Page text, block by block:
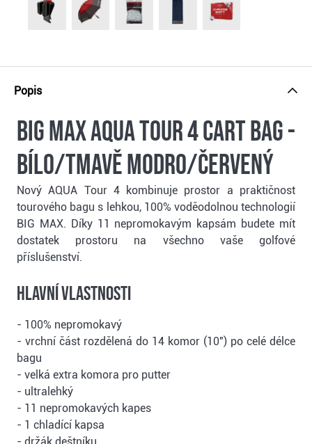
Popis
Big Max Aqua Tour 4 cart bag -
bílo/tmavě modro/červený
Nový AQUA Tour 4 kombinuje prostor a praktičnost
tourového bagu s lehkou, 100% voděodolnou technologií
BIG MAX. Díky 11 nepromokavým kapsám budete mít
dostatek prostoru na všechno vaše golfové
příslušenství.
Hlavní vlastnosti
- 100% nepromokavý
- vrchní část rozdělená do 14 komor (10") po celé délce
bagu
- velká extra komora pro putter
- ultralehký
- 11 nepromokavých kapes
- 1 chladící kapsa